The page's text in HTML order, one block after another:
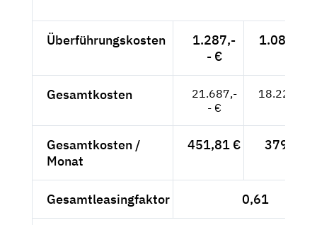
Überführungskosten
1.287,-
- €
1.081,51
Gesamtkosten
21.687,-
- €
18.224,37
Gesamtkosten /
Monat
451,81 € 379,67 €
Gesamtleasingfaktor 0,61